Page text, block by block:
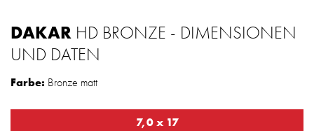
DAKAR HD BRONZE - DIMENSIONEN
UND DATEN
Farbe: Bronze matt
7,0 x 17